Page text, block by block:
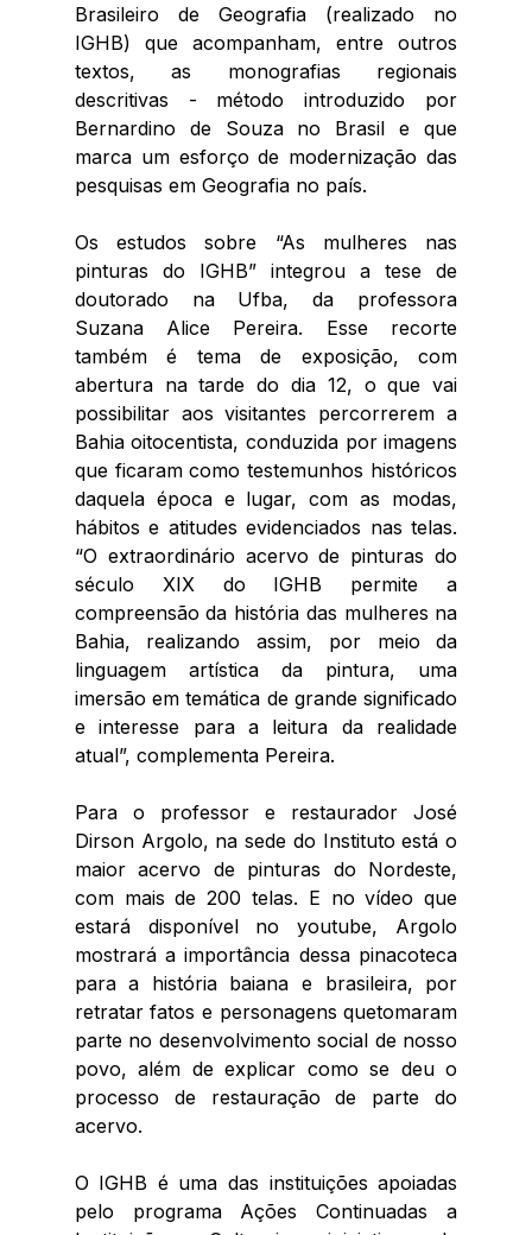
Brasileiro de Geografia (realizado no
IGHB) que acompanham, entre outros
textos, as monografias regionais
descritivas - método introduzido por
Bernardino de Souza no Brasil e que
marca um esforço de modernização das
pesquisas em Geografia no país.
Os estudos sobre “As mulheres nas
pinturas do IGHB” integrou a tese de
doutorado na Ufba, da professora
Suzana Alice Pereira. Esse recorte
também é tema de exposição, com
abertura na tarde do dia 12, o que vai
possibilitar aos visitantes percorrerem a
Bahia oitocentista, conduzida por imagens
que ficaram como testemunhos históricos
daquela época e lugar, com as modas,
hábitos e atitudes evidenciados nas telas.
“O extraordinário acervo de pinturas do
século XIX do IGHB permite a
compreensão da história das mulheres na
Bahia, realizando assim, por meio da
linguagem artística da pintura, uma
imersão em temática de grande significado
e interesse para a leitura da realidade
atual”, complementa Pereira.
Para o professor e restaurador José
Dirson Argolo, na sede do Instituto está o
maior acervo de pinturas do Nordeste,
com mais de 200 telas. E no vídeo que
estará disponível no youtube, Argolo
mostrará a importância dessa pinacoteca
para a história baiana e brasileira, por
retratar fatos e personagens quetomaram
parte no desenvolvimento social de nosso
povo, além de explicar como se deu o
processo de restauração de parte do
acervo.
O IGHB é uma das instituições apoiadas
pelo programa Ações Continuadas a